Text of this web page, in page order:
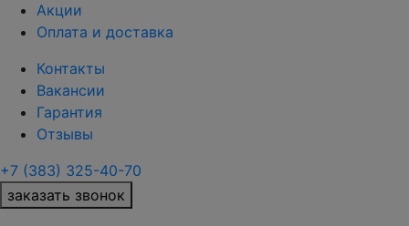
Акции
Оплата и доставка
Контакты
Вакансии
Гарантия
Отзывы
+7 (383) 325-40-70
заказать звонок